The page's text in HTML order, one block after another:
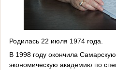
Родилась 22 июля 1974 года.
В 1998 году окончила
экономичес­кую академию по